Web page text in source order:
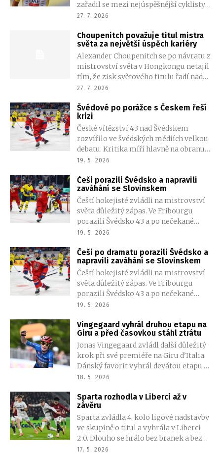
zařadil se mezi nejúspěšnější cyklisty
historie. Závěrečnou etapu v Paříži
český jezdec Mathias Vacek pomohl
stáji Lidl Trek k triumfu v týmové
soutěži. Na slavnostním dojezdu
nechyběly ani další výrazné české
stopy.
27. 7. 2026
Choupenitch považuje titul mistra
světa za největší úspěch kariéry
Alexander Choupenitch se po návratu z
mistrovství světa v Hongkongu netajil
tím, že zisk světového titulu řadí nad
olympijský bronz z Tokia. Český
mistrem světa v historii domácího
šermu a zároveň ovládl i celkové
hodnocení Světového poháru. Za
úspěchem podle něj stojí dlouhé roky
systematické práce i silné zázemí.
27. 7. 2026
Švédové po porážce s Českem řeší
krizi
České vítězství 4:3 nad Švédskem
rozvířilo ve švédských médiích velkou
debatu. Kritika míří hlavně na obranu,
výkon brankáře Magnuse Hellberga i
tlačí na trenéra Sama Hallama, aby
konečně nasadil talentovaného Antona
Frondella.
19. 5. 2026
Češi porazili Švédsko a napravili
zaváhání se Slovinskem
Čeští hokejisté zvládli na mistrovství
světa důležitý zápas. Ve Fribourgu
porazili Švédsko 4:3 a po nečekané
ztrátě se Slovinskem ukázali výrazně
třetině 3:0, poté přežil dlouhé oslabení i
švédský tlak a připsal si druhou výhru
na turnaji.
19. 5. 2026
Češi po dramatu porazili Švédsko a
napravili zaváhání se Slovinskem
Čeští hokejisté zvládli na mistrovství
světa důležitý zápas. Ve Fribourgu
porazili Švédsko 4:3 a po nečekané
ztrátě se Slovinskem ukázali výrazně
třetině 3:0, poté přežil dlouhé oslabení i
švédský tlak a připsal si druhou výhru
na turnaji.
19. 5. 2026
Vingegaard vyhrál druhou etapu na
Giru a před časovkou stáhl ztrátu
Jonas Vingegaard zvládl další důležitý
krok při své premiéře na Giru d’Italia.
Dánský favorit vyhrál devátou etapu s
cílem na Corno alle Scale a připsal si
závěrečném stoupání setřásl Felixe
Galla a znovu ukázal, že v kopcích
působí nejjistěji ze všech favoritů.
Růžový dres ale dál drží Portugalec
Afonso Eulálio. Dobře si vedl také Jan
Hirt, který zůstává ve hře o elitní
18. 5. 2026
Sparta rozhodla v Liberci až v
závěru
Sparta zvládla 4. kolo ligové nadstavby
ve skupině o titul a vyhrála v Liberci
2:0. Dlouho se hrálo bez branek a bez
větších šancí. Pražský tým ale v
17. 5. 2026